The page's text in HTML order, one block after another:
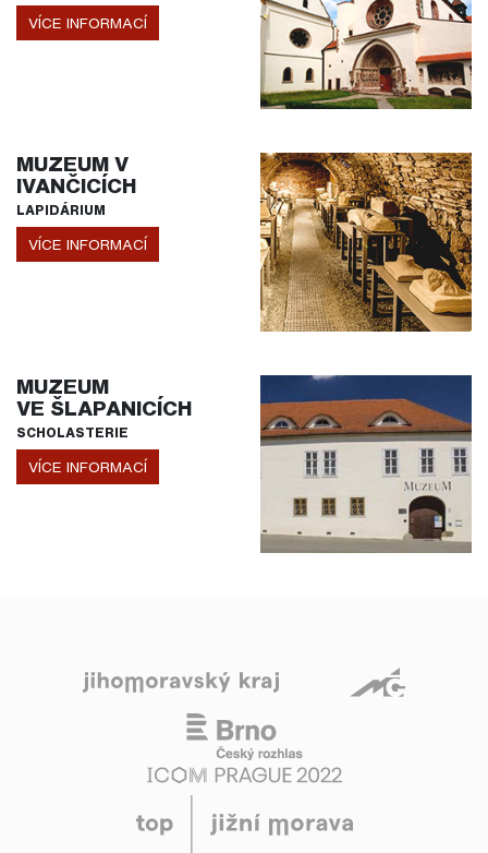
VÍCE INFORMACÍ
MUZEUM V
IVANČICÍCH
LAPIDÁRIUM
VÍCE INFORMACÍ
MUZEUM
VE ŠLAPANICÍCH
SCHOLASTERIE
VÍCE INFORMACÍ